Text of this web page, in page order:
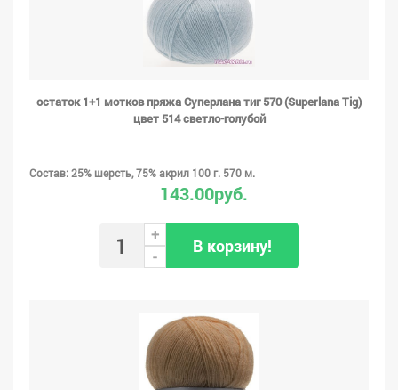
остаток 1+1 мотков пряжа Суперлана тиг 570 (Superlana Tig)
цвет 514 светло-голубой
Состав: 25% шерсть, 75% акрил 100 г. 570 м.
143.00руб.
+
-
В корзину!